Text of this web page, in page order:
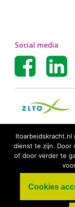
Social media
© LTO
ltoarbeidskracht.nl
dienst te zijn. Door
of door verder te
Cookies